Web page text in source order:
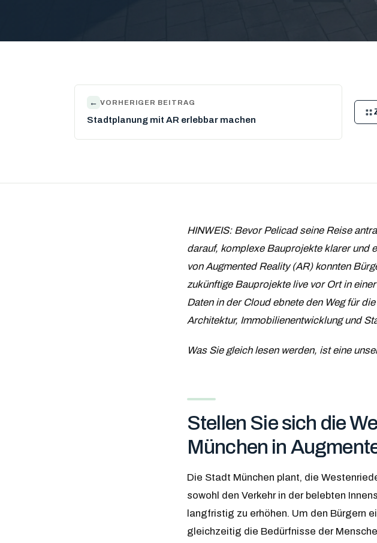
← VORHERIGER BEITRAG
Stadtplanung mit AR erlebbar machen
HINWEIS: Bevor Pelicad seine Reise
darauf, komplexe Bauprojekte klarer und
von Augmented Reality (AR) konnten
zukünftige Bauprojekte live vor Ort in
Daten in der Cloud ebnete den Weg für
Architektur, Immobilienentwicklung und
Was Sie gleich lesen werden, ist eine
Stellen Sie sich die
München in
Die Stadt München plant, die
sowohl den Verkehr in der belebten
langfristig zu erhöhen. Um den Bürgern
gleichzeitig die Bedürfnisse der